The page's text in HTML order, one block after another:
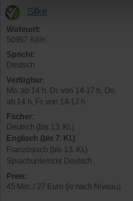
Silke
Wohnort:
50997 Köln
Spricht:
Deutsch
Verfügbar:
Mo. ab 14 h, Di. von 14-17 h, Do.
ab 14 h, Fr. von 14-17 h
Fächer:
Deutsch (bis 13. Kl.)
Englisch (bis 7. Kl.)
Französisch (bis 13. Kl.)
Sprachunterricht Deutsch
Preis:
45 Min. / 27 Euro (je nach Niveau)